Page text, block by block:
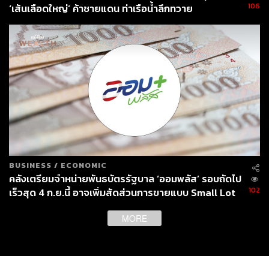
‘เส้นเลือดใหญ่’ ค้าชายแดน ท่าเรือน้ำลึกทวาย
106
BUSINESS / ECONOMIC
คลังเตรียมจำหน่ายพันธบัตรรัฐบาล ‘ออมพลัส’ รอบถัดไป
เร็วสุด 4 ก.ย.นี้ อาจเพิ่มสัดส่วนการขายแบบ Small Lot
102
MORE